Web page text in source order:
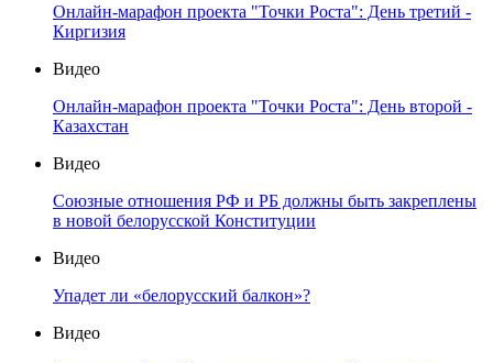
Онлайн-марафон проекта "Точки Роста": День третий -
Киргизия
Видео
Онлайн-марафон проекта "Точки Роста": День второй -
Казахстан
Видео
Союзные отношения РФ и РБ должны быть закреплены
в новой белорусской Конституции
Видео
Упадет ли «белорусский балкон»?
Видео